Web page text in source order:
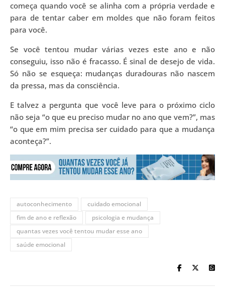
começa quando você se alinha com a própria verdade e
para de tentar caber em moldes que não foram feitos
para você.
Se você tentou mudar várias vezes este ano e não
conseguiu, isso não é fracasso. É sinal de desejo de vida.
Só não se esqueça: mudanças duradouras não nascem
da pressa, mas da consciência.
E talvez a pergunta que você leve para o próximo ciclo
não seja “o que eu preciso mudar no ano que vem?”, mas
“o que em mim precisa ser cuidado para que a mudança
aconteça?”.
autoconhecimento
cuidado emocional
fim de ano e reflexão
psicologia e mudança
quantas vezes você tentou mudar esse ano
saúde emocional